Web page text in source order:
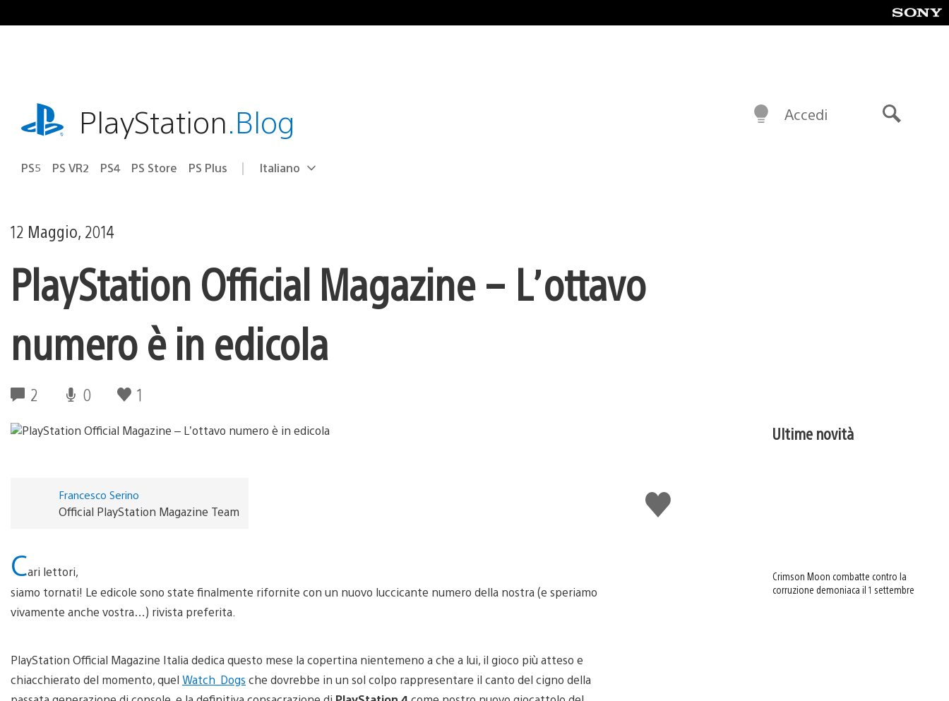
al
playstation.comPlayStation.Blog
PS5 PS VR2 PS4 PS Store PS Plus Seleziona
Regione
Italiano
Accedi
12 Maggio, 2014
PlayStation Official Magazine – L’ottavo
numero è in edicola
2 0 1
Mi
piace
Francesco Serino
Official PlayStation Magazine Team
Cari lettori,
siamo tornati! Le edicole sono state finalmente rifornite con un nuovo luccicante numero della nostra (e speriamo
vivamente anche vostra…) rivista preferita.
PlayStation Official Magazine Italia dedica questo mese la copertina nientemeno a che a lui, il gioco più atteso e
chiacchierato del momento, quel Watch_Dogs che dovrebbe in un sol colpo rappresentare il canto del cigno della
Ultime novità
Crimson Moon combatte contro la
corruzione demoniaca il 1 settembre